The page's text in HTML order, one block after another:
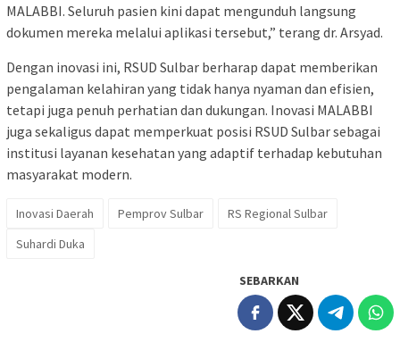
MALABBI. Seluruh pasien kini dapat mengunduh langsung
dokumen mereka melalui aplikasi tersebut,” terang dr. Arsyad.
Dengan inovasi ini, RSUD Sulbar berharap dapat memberikan
pengalaman kelahiran yang tidak hanya nyaman dan efisien,
tetapi juga penuh perhatian dan dukungan. Inovasi MALABBI
juga sekaligus dapat memperkuat posisi RSUD Sulbar sebagai
institusi layanan kesehatan yang adaptif terhadap kebutuhan
masyarakat modern.
Inovasi Daerah Pemprov Sulbar
RS Regional Sulbar
Suhardi Duka
SEBARKAN